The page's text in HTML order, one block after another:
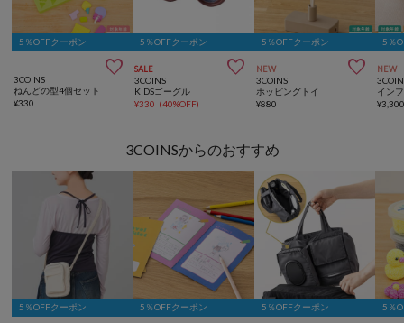
5％OFFクーポン

3COINS
ねんどの型4個セット
¥330
5％OFFクーポン
SALE 
3COINS
KIDSゴーグル
¥330 (40%OFF)
5％OFFクーポン
NEW 
3COINS
ホッピングトイ
¥880
5％
NEW
¥
3COINSからのおすすめ
5％OFFクーポン 5％OFFクーポン 5％OFFクーポン 5％